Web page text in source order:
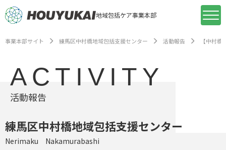
地域包括ケア事業本部
事業本部サイト 練馬区中村橋地域包括支援センター 活動報告 【中村
ACTIVITY
活動報告
練馬区中村橋地域包括支援センター
Nerimaku Nakamurabashi